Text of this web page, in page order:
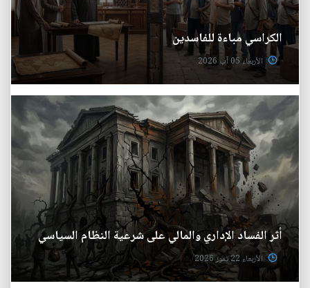
الكراسي مباءة للفاسدين
الأربعاء 05 آب 2026
أثر الفساد الإداري والمالي على شرعية النظام السياسي
الأربعاء 22 تموز 2026